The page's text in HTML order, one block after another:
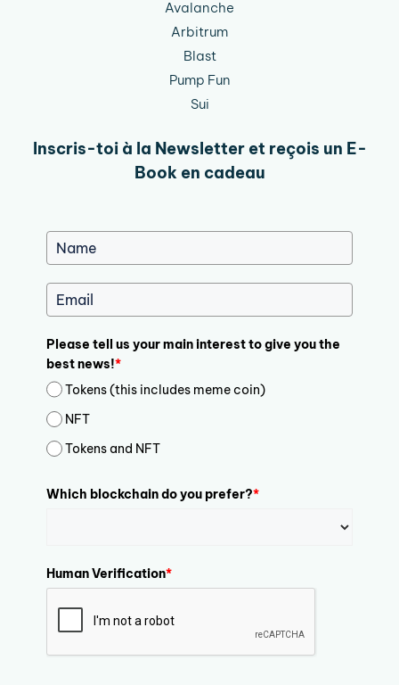
Avalanche
Arbitrum
Blast
Pump Fun
Sui
Inscris-toi à la Newsletter et reçois un E-
Book en cadeau
Please tell us your main interest to give you the
best news!*
Tokens (this includes meme coin)
NFT
Tokens and NFT
Which blockchain do you prefer?*
Human Verification*